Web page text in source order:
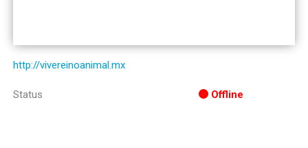
http://vivereinoanimal.mx
Status Offline